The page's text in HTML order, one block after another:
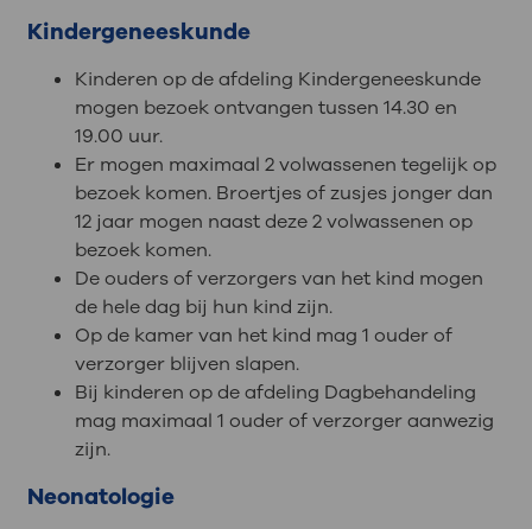
Kindergeneeskunde
Kinderen op de afdeling Kindergeneeskunde
mogen bezoek ontvangen tussen 14.30 en
19.00 uur.
Er mogen maximaal 2 volwassenen tegelijk op
bezoek komen. Broertjes of zusjes jonger dan
12 jaar mogen naast deze 2 volwassenen op
bezoek komen.
De ouders of verzorgers van het kind mogen
de hele dag bij hun kind zijn.
Op de kamer van het kind mag 1 ouder of
verzorger blijven slapen.
Bij kinderen op de afdeling Dagbehandeling
mag maximaal 1 ouder of verzorger aanwezig
zijn.
Neonatologie